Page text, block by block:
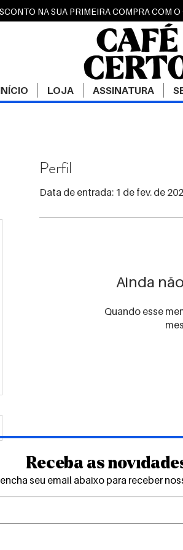
NA SUA PRIMEIRA COMPRA COM
LOJA ASSINATURA
Perfil
Data de entrada: 1 de fev. de
Ainda
Quando esse
Receba as
seu email abaixo para receber